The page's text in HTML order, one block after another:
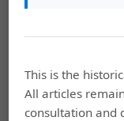
perspectivas
http://
15-01-166.pdf
This is the
All articles
consultation and